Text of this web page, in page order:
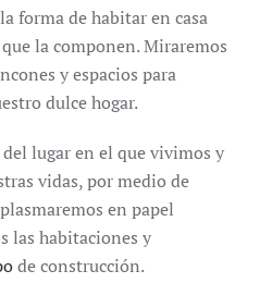
forma de habitar en casa
la componen. Miraremos
y espacios para
dulce hogar.
lugar en el que vivimos y
vidas, por medio de
en papel
las habitaciones y
de construcción.